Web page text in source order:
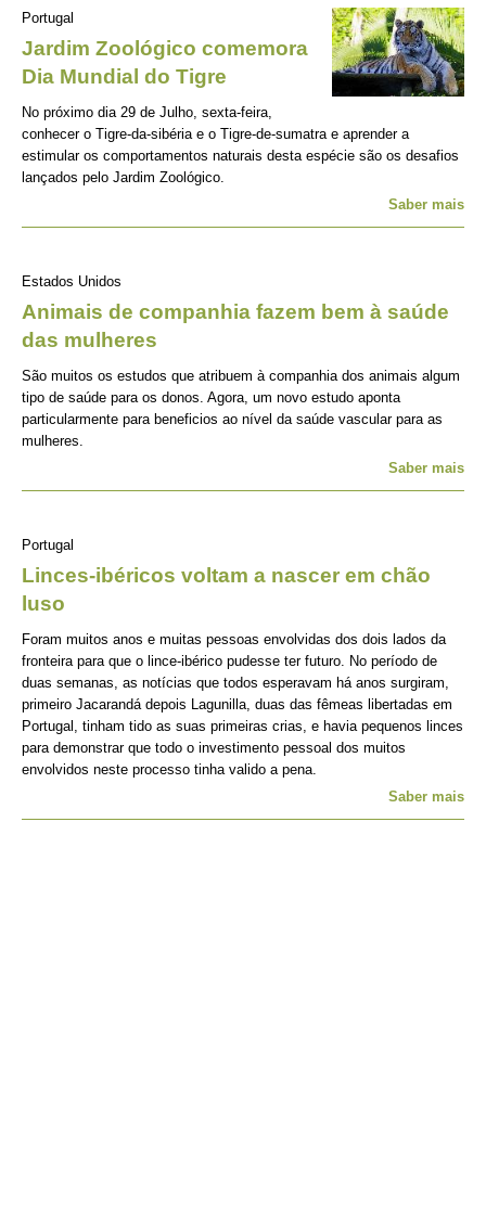
Portugal
Jardim Zoológico comemora
Dia Mundial do Tigre
No próximo dia 29 de Julho, sexta-feira,
conhecer o Tigre-da-sibéria e o Tigre-de-sumatra e aprender a
estimular os comportamentos naturais desta espécie são os desafios
lançados pelo Jardim Zoológico.
Saber mais
Estados Unidos
Animais de companhia fazem bem à saúde
das mulheres
São muitos os estudos que atribuem à companhia dos animais algum
tipo de saúde para os donos. Agora, um novo estudo aponta
particularmente para beneficios ao nível da saúde vascular para as
mulheres.
Saber mais
Portugal
Linces-ibéricos voltam a nascer em chão
luso
Foram muitos anos e muitas pessoas envolvidas dos dois lados da
fronteira para que o lince-ibérico pudesse ter futuro. No período de
duas semanas, as notícias que todos esperavam há anos surgiram,
primeiro Jacarandá depois Lagunilla, duas das fêmeas libertadas em
Portugal, tinham tido as suas primeiras crias, e havia pequenos linces
para demonstrar que todo o investimento pessoal dos muitos
envolvidos neste processo tinha valido a pena.
Saber mais